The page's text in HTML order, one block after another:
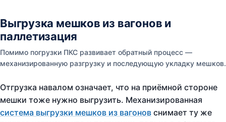
Выгрузка мешков из вагонов и
паллетизация
Помимо погрузки ПКС развивает обратный процесс —
механизированную разгрузку и последующую укладку мешков.
Отгрузка навалом означает, что на приёмной стороне
мешки тоже нужно выгрузить. Механизированная
система выгрузки мешков из вагонов снимает ту же